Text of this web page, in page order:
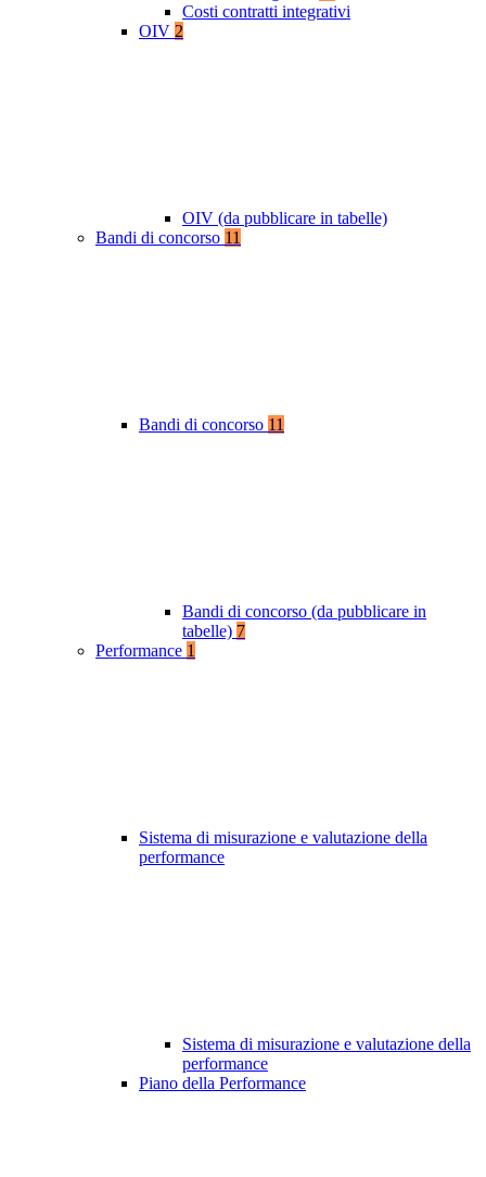
Costi contratti integrativi
OIV 2
OIV (da pubblicare in tabelle)
Bandi di concorso 11
Bandi di concorso 11
Bandi di concorso (da pubblicare in
tabelle) 7
Performance 1
Sistema di misurazione e valutazione della
performance
Sistema di misurazione e valutazione della
performance
Piano della Performance